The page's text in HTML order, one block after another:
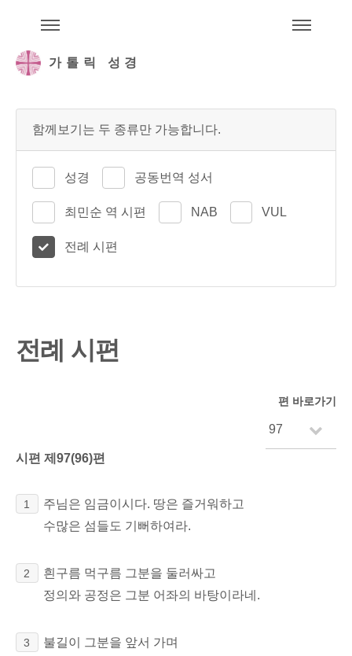
가톨릭 성경
함께보기는 두 종류만 가능합니다.
성경 공동번역 성서
최민순 역 시편 NAB VUL
전례 시편
전례 시편
편 바로가기
시편 제97(96)편
1
주님은 임금이시다. 땅은 즐거워하고
수많은 섬들도 기뻐하여라.
2
흰구름 먹구름 그분을 둘러싸고
정의와 공정은 그분 어좌의 바탕이라네.
3
불길이 그분을 앞서 가며